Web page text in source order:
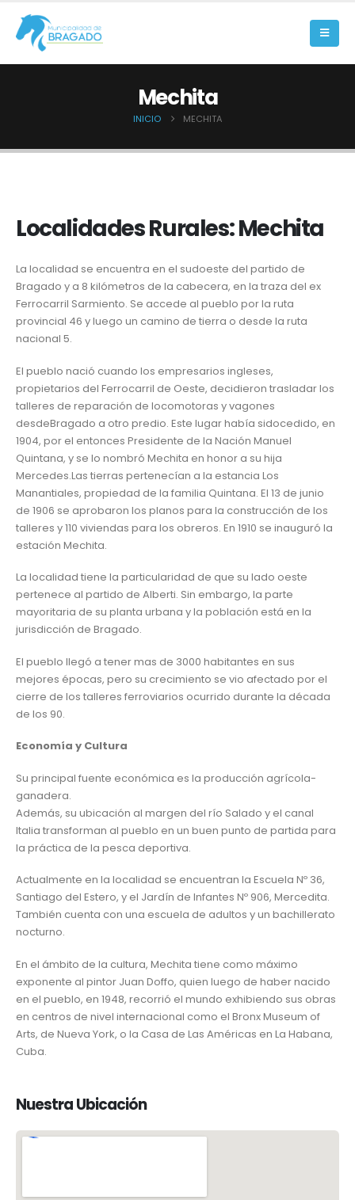
Mechita
INICIO MECHITA
Localidades Rurales: Mechita
La localidad se encuentra en el sudoeste del partido de
Bragado y a 8 kilómetros de la cabecera, en la traza del ex
Ferrocarril Sarmiento. Se accede al pueblo por la ruta
provincial 46 y luego un camino de tierra o desde la ruta
nacional 5.
El pueblo nació cuando los empresarios ingleses,
propietarios del Ferrocarril de Oeste, decidieron trasladar los
talleres de reparación de locomotoras y vagones
desdeBragado a otro predio. Este lugar había sidocedido, en
1904, por el entonces Presidente de la Nación Manuel
Quintana, y se lo nombró Mechita en honor a su hija
Mercedes.Las tierras pertenecían a la estancia Los
Manantiales, propiedad de la familia Quintana. El 13 de junio
de 1906 se aprobaron los planos para la construcción de los
talleres y 110 viviendas para los obreros. En 1910 se inauguró la
estación Mechita.
La localidad tiene la particularidad de que su lado oeste
pertenece al partido de Alberti. Sin embargo, la parte
mayoritaria de su planta urbana y la población está en la
jurisdicción de Bragado.
El pueblo llegó a tener mas de 3000 habitantes en sus
mejores épocas, pero su crecimiento se vio afectado por el
cierre de los talleres ferroviarios ocurrido durante la década
de los 90.
Economía y Cultura
Su principal fuente económica es la producción agrícola-
ganadera.
Además, su ubicación al margen del río Salado y el canal
Italia transforman al pueblo en un buen punto de partida para
la práctica de la pesca deportiva.
Actualmente en la localidad se encuentran la Escuela Nº 36,
Santiago del Estero, y el Jardín de Infantes Nº 906, Mercedita.
También cuenta con una escuela de adultos y un bachillerato
nocturno.
En el ámbito de la cultura, Mechita tiene como máximo
exponente al pintor Juan Doffo, quien luego de haber nacido
en el pueblo, en 1948, recorrió el mundo exhibiendo sus obras
en centros de nivel internacional como el Bronx Museum of
Arts, de Nueva York, o la Casa de Las Américas en La Habana,
Cuba.
Nuestra Ubicación